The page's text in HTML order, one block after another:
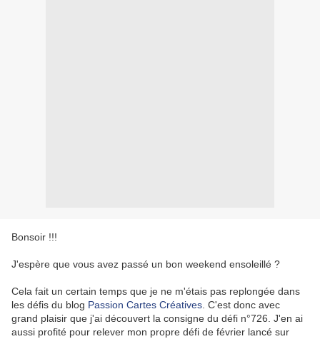
Bonsoir !!!
J'espère que vous avez passé un bon weekend ensoleillé ?
Cela fait un certain temps que je ne m'étais pas replongée dans
les défis du blog Passion Cartes Créatives . C'est donc avec
grand plaisir que j'ai découvert la consigne du défi n°726. J'en ai
aussi profité pour relever mon propre défi de février lancé sur